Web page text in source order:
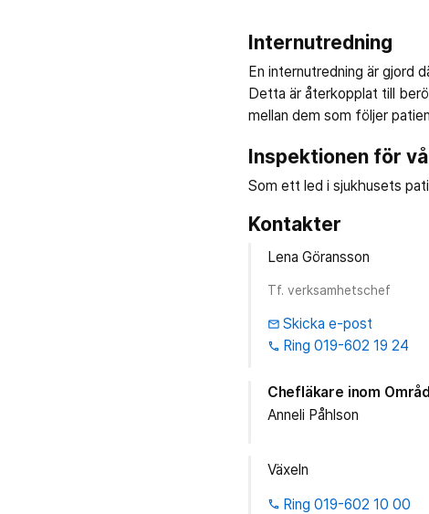
Internutredning
En internutredning är gjord
Detta är återkopplat till
mellan dem som följer
Inspektionen för
Som ett led i sjukhusets
Kontakter
Lena Göransson
Tf. verksamhetschef
email Skicka e-post
phone Ring 019-602 19 24
Chefläkare inom
Anneli Påhlson
Växeln
phone Ring 019-602 10 00